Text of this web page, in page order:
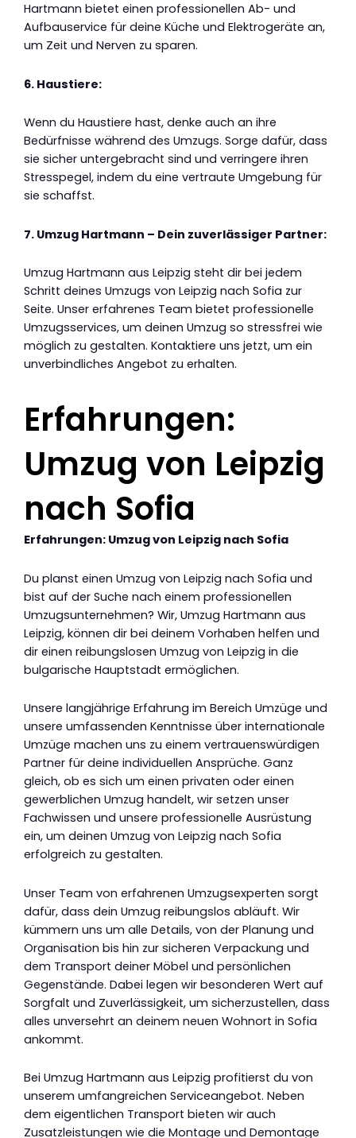
Hartmann bietet einen professionellen Ab- und
Aufbauservice für deine Küche und Elektrogeräte an,
um Zeit und Nerven zu sparen.
6. Haustiere:
Wenn du Haustiere hast, denke auch an ihre
Bedürfnisse während des Umzugs. Sorge dafür, dass
sie sicher untergebracht sind und verringere ihren
Stresspegel, indem du eine vertraute Umgebung für
sie schaffst.
7. Umzug Hartmann – Dein zuverlässiger Partner:
Umzug Hartmann aus Leipzig steht dir bei jedem
Schritt deines Umzugs von Leipzig nach Sofia zur
Seite. Unser erfahrenes Team bietet professionelle
Umzugsservices, um deinen Umzug so stressfrei wie
möglich zu gestalten. Kontaktiere uns jetzt, um ein
unverbindliches Angebot zu erhalten.
Erfahrungen:
Umzug von Leipzig
nach Sofia
Erfahrungen: Umzug von Leipzig nach Sofia
Du planst einen Umzug von Leipzig nach Sofia und
bist auf der Suche nach einem professionellen
Umzugsunternehmen? Wir, Umzug Hartmann aus
Leipzig, können dir bei deinem Vorhaben helfen und
dir einen reibungslosen Umzug von Leipzig in die
bulgarische Hauptstadt ermöglichen.
Unsere langjährige Erfahrung im Bereich Umzüge und
unsere umfassenden Kenntnisse über internationale
Umzüge machen uns zu einem vertrauenswürdigen
Partner für deine individuellen Ansprüche. Ganz
gleich, ob es sich um einen privaten oder einen
gewerblichen Umzug handelt, wir setzen unser
Fachwissen und unsere professionelle Ausrüstung
ein, um deinen Umzug von Leipzig nach Sofia
erfolgreich zu gestalten.
Unser Team von erfahrenen Umzugsexperten sorgt
dafür, dass dein Umzug reibungslos abläuft. Wir
kümmern uns um alle Details, von der Planung und
Organisation bis hin zur sicheren Verpackung und
dem Transport deiner Möbel und persönlichen
Gegenstände. Dabei legen wir besonderen Wert auf
Sorgfalt und Zuverlässigkeit, um sicherzustellen, dass
alles unversehrt an deinem neuen Wohnort in Sofia
ankommt.
Bei Umzug Hartmann aus Leipzig profitierst du von
unserem umfangreichen Serviceangebot. Neben
dem eigentlichen Transport bieten wir auch
Zusatzleistungen wie die Montage und Demontage